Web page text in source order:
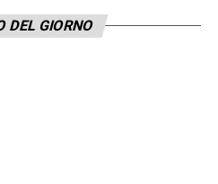
preparato ai mondiali
DEL GIORNO